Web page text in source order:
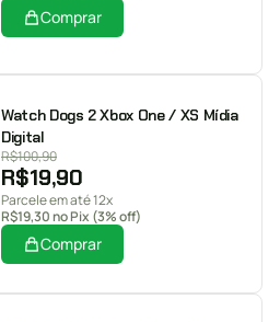
Comprar
Watch Dogs 2 Xbox One / XS Mídia
Digital
R$100,90
R$19,90
Parcele em até 12x
R$19,30no Pix (3% off)
Comprar